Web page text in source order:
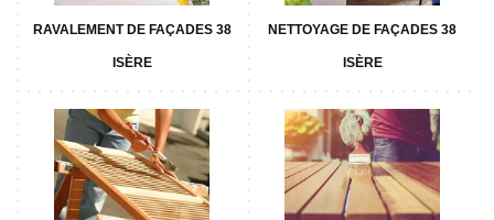
RAVALEMENT DE FAÇADES 38
ISÈRE
NETTOYAGE DE FAÇADES 38
ISÈRE